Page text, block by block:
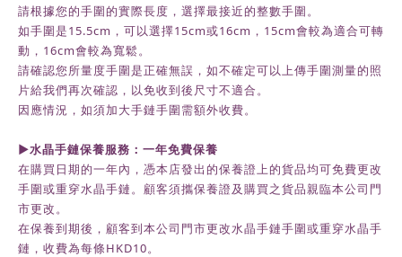
請根據您的手圍的實際長度，選擇最接近的整數手圍。
如手圍是15.5cm，可以選擇15cm或16cm，15cm會較為適合可轉
動，16cm會較為寬鬆。
請確認您所量度手圍是正確無誤，如不確定可以上傳手圍測量的照
片給我們再次確認，以免收到後尺寸不適合。
因應情況，如須加大手鏈手圍需額外收費。
►水晶手鏈保養服務：一年免費保養
在購買日期的一年內， 憑本店發出的保養證上的貨品均可免費更改
手圍或重穿水晶手鏈。顧客須攜保養證及購買之貨品親臨本公司門
市更改。
在保養到期後， 顧客到本公司門市更改水晶手鏈手圍或重穿水晶手
鏈，收費為每條HKD10。